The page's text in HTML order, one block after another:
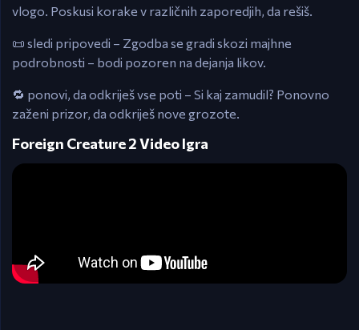
vlogo. Poskusi korake v različnih zaporedjih, da rešiš.
📜 sledi pripovedi – Zgodba se gradi skozi majhne
podrobnosti – bodi pozoren na dejanja likov.
🔁 ponovi, da odkriješ vse poti – Si kaj zamudil? Ponovno
zaženi prizor, da odkriješ nove grozote.
Foreign Creature 2 Video Igra